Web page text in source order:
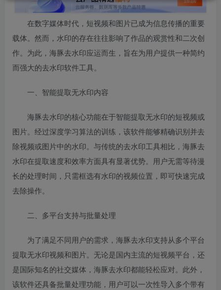
在数字媒体时代，短视频和图片已成为信息传播的重要
载体。然而，水印的存在往往影响了作品的观赏性和二次创
作。为此，海豚去水印应运而生，旨在为用户提供一种简约
而强大的去水印软件工具。
一、智能提取无水印内容
海豚去水印的核心功能在于智能提取无水印的短视频或
图片。经过深度学习算法的训练，该软件能够精确识别并去
除视频或图片中的水印。与传统的去水印工具相比，海豚去
水印在提取速度和效率方面具有显著优势。用户无需等待漫
长的处理时间，只需框选有水印的视频位置，即可快速完成
去除操作。
二、多平台支持与批量处理
为了满足不同用户的需求，海豚去水印支持从多个平台
提取无水印视频和图片。无论是国内主流的短视频平台，还
是国际知名的社交媒体，海豚去水印都能轻松应对。此外，
该软件还具备批量处理功能，用户可以一次性导入多个带有